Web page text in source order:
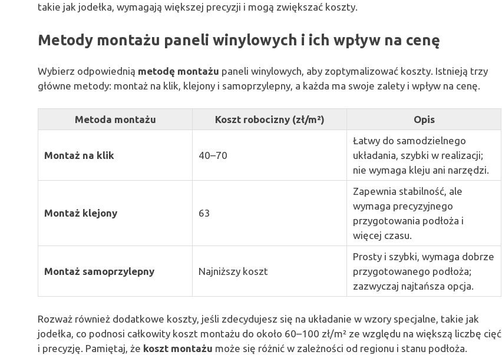
takie jak jodełka, wymagają większej precyzji i mogą zwiększać koszty.
Metody montażu paneli winylowych i ich wpływ na cenę
Wybierz odpowiednią metodę montażu paneli winylowych, aby zoptymalizować koszty. Istnieją trzy
główne metody: montaż na klik, klejony i samoprzylepny, a każda ma swoje zalety i wpływ na cenę.
Metoda montażu Koszt robocizny (zł/m²) Opis
Montaż na klik 40–70
Łatwy do samodzielnego
układania, szybki w realizacji;
nie wymaga kleju ani narzędzi.
Montaż klejony 63
Zapewnia stabilność, ale
wymaga precyzyjnego
przygotowania podłoża i
więcej czasu.
Montaż samoprzylepny Najniższy koszt
Prosty i szybki, wymaga dobrze
przygotowanego podłoża;
zazwyczaj najtańsza opcja.
Rozważ również dodatkowe koszty, jeśli zdecydujesz się na układanie w wzory specjalne, takie jak
jodełka, co podnosi całkowity koszt montażu do około 60–100 zł/m² ze względu na większą liczbę cięć
i precyzję. Pamiętaj, że koszt montażu może się różnić w zależności od regionu i stanu podłoża.